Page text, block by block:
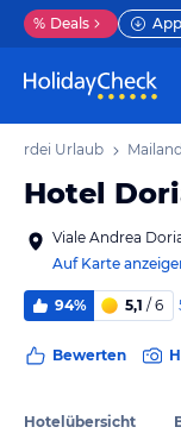
% Deals
Urlaub
Hotel
Viale Andrea
Auf Karte
94% 5,1 / 6
Bewerten
Hotelübersicht